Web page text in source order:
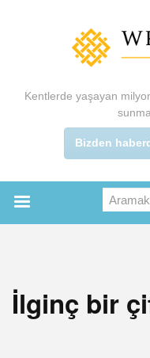
Kentlerde yaşayan
Bizden
Ara
İlginç bir